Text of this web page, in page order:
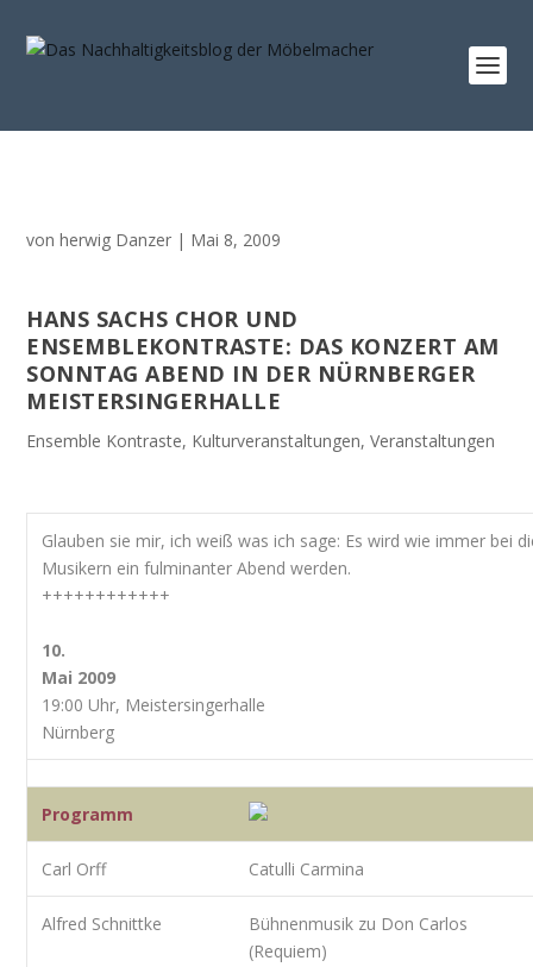
vonherwig Danzer | Mai 8, 2009
HANS SACHS CHOR UND
ENSEMBLEKONTRASTE: DAS KONZERT AM
SONNTAG ABEND IN DER NÜRNBERGER
MEISTERSINGERHALLE
Ensemble Kontraste, Kulturveranstaltungen,Veranstaltungen
Glauben sie mir, ich weiß was ich sage: Es wird wie immer bei
Musikern ein fulminanter Abend werden.
++++++++++++
10.
Mai 2009
19:00 Uhr, Meistersingerhalle
Nürnberg
Programm
Carl Orff Catulli Carmina
Alfred Schnittke
Bühnenmusik zu Don Carlos
(Requiem)